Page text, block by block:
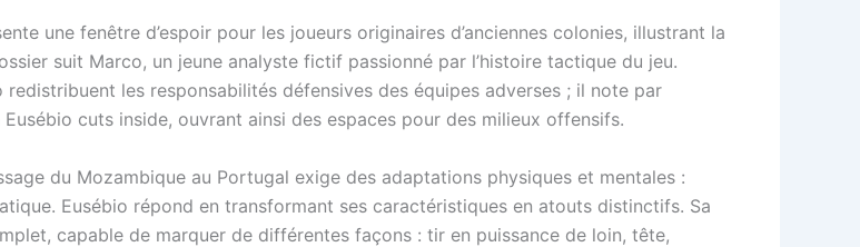
une fenêtre d’espoir pour les joueurs originaires d’anciennes colonies, illustrant la
suit Marco, un jeune analyste fictif passionné par l’histoire tactique du jeu.
les responsabilités défensives des équipes adverses ; il note par
cuts inside, ouvrant ainsi des espaces pour des milieux offensifs.
du Mozambique au Portugal exige des adaptations physiques et mentales :
Eusébio répond en transformant ses caractéristiques en atouts distinctifs. Sa
capable de marquer de différentes façons : tir en puissance de loin, tête,